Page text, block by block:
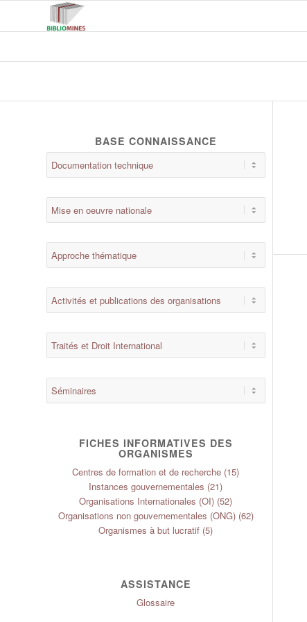
BASE CONNAISSANCE
FICHES INFORMATIVES DES
ORGANISMES
Centres de formation et de recherche (15)
Instances gouvernementales (21)
Organisations Internationales (OI) (52)
Organisations non gouvernementales (ONG)(62)
Organismes à but lucratif (5)
ASSISTANCE
Glossaire